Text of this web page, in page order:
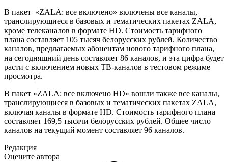
В пакет «ZALA: все включено» включены все каналы,
транслирующиеся в базовых и тематических пакетах ZALA,
кроме телеканалов в формате HD. Стоимость тарифного
плана составляет 105 тысяч белорусских рублей. Количество
каналов, предлагаемых абонентам нового тарифного плана,
на сегодняшний день составляет 86 каналов, и эта цифра будет
расти с включением новых ТВ-каналов в тестовом режиме
просмотра.
В пакет «ZALA: все включено HD» вошли также все каналы,
транслирующиеся в базовых и тематических пакетах ZALA,
включая каналы в формате HD. Стоимость тарифного плана
составляет 169,5 тысячи белорусских рублей. Общее число
каналов на текущий момент составляет 96 каналов.
Редакция
Оцените автора